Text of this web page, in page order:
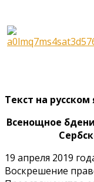
Текст на русском
Всенощное
19 апреля 2019
Воскрешение